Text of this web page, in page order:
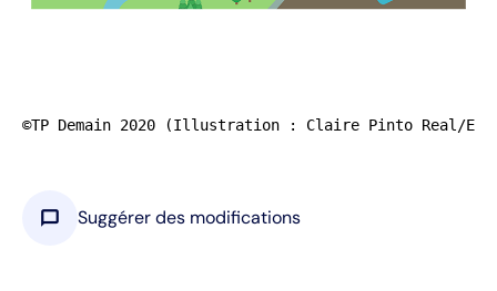
©TP Demain 2020 (Illustration : Claire Pinto Real/
chat_bubble Suggérer des modifications